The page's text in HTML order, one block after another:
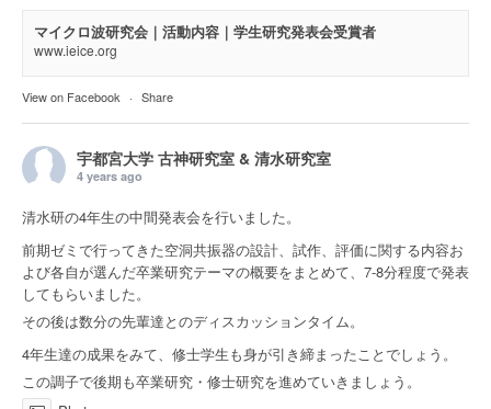
マイクロ波研究会｜活動内容｜学生研究発表会受賞者
www.ieice.org
View on Facebook · Share
宇都宮大学 古神研究室 & 清水研究室
4 years ago
清水研の4年生の中間発表会を行いました。
前期ゼミで行ってきた空洞共振器の設計、試作、評価に関する内容お
よび各自が選んだ卒業研究テーマの概要をまとめて、7-8分程度で発表
してもらいました。
その後は数分の先輩達とのディスカッションタイム。
4年生達の成果をみて、修士学生も身が引き締まったことでしょう。
この調子で後期も卒業研究・修士研究を進めていきましょう。